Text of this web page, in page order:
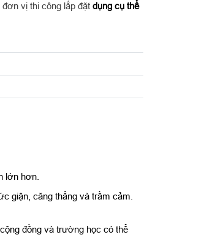
vị thi công lắp đặt dụng cụ thể
lớn hơn.
giận, căng thẳng và trầm cảm.
đồng và trường học có thể